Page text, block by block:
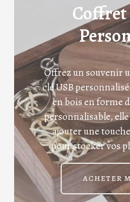
Coffret
Offrez un souvenir
clé USB
en bois en forme
personnalisable,
ajouter une
pour stocker vos
ACHETER